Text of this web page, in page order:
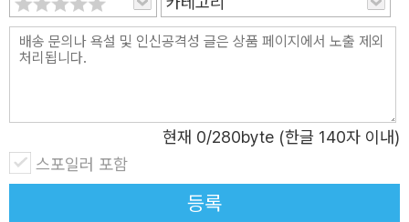
마음버스>를 타고 출발하여, <사자마트> 정류장을 거쳐, <
개욕탕>에 이르렀습니다. 김유?소복이 작가가 만드는 ‘함께
이라든가, 전편에서 이어지는 똑같은 등장인물 등을 통해 관
계성을 갖습니다. 독자들이 그림책을 펼쳐놓고 찾아보는 재
미를 느낄 수 있지요. 소복이 작가는 <개욕탕>에서도 현실
에 있을 법한 일상적인 풍경을 담백하게 펼쳐놓았습니다. 주
현재 0/280byte (한글 140자 이내)
스포일러 포함
등록